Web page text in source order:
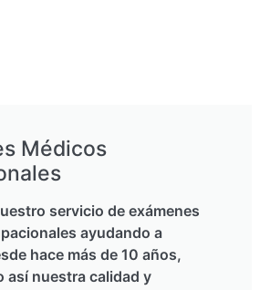
Médicos
servicio de exámenes
ayudando a
hace más de 10 años,
así nuestra calidad y